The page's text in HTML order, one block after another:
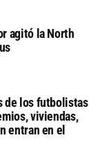
agitó la North
de los futbolistas
viviendas,
entran en el